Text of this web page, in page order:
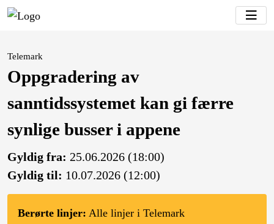
Telemark
Oppgradering av
sanntidssystemet kan gi færre
synlige busser i appene
Gyldig fra: 25.06.2026 (18:00)
Gyldig til: 10.07.2026 (12:00)
Berørte linjer: Alle linjer i Telemark